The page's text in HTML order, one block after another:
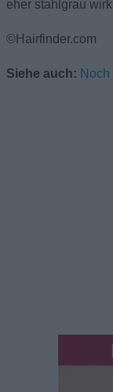
eher stahlgrau
©Hairfinder.com
Siehe auch: